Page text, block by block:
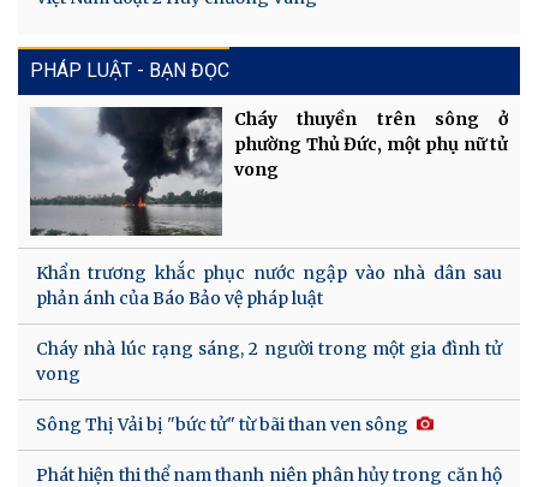
PHÁP LUẬT - BẠN ĐỌC
Cháy thuyền trên sông ở
phường Thủ Đức, một phụ nữ tử
vong
Khẩn trương khắc phục nước ngập vào nhà dân sau
phản ánh của Báo Bảo vệ pháp luật
Cháy nhà lúc rạng sáng, 2 người trong một gia đình tử
vong
Sông Thị Vải bị "bức tử" từ bãi than ven sông
Phát hiện thi thể nam thanh niên phân hủy trong căn hộ